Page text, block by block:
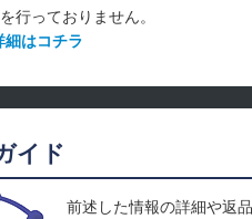
行っておりません。
細はコチラ
イド
前述した情報の詳細や返